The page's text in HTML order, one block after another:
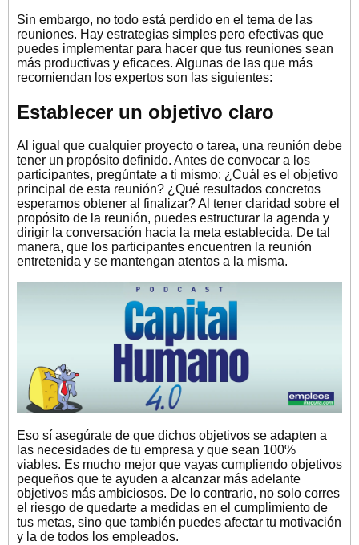
Sin embargo, no todo está perdido en el tema de las
reuniones. Hay estrategias simples pero efectivas que
puedes implementar para hacer que tus reuniones sean
más productivas y eficaces. Algunas de las que más
recomiendan los expertos son las siguientes:
Establecer un objetivo claro
Al igual que cualquier proyecto o tarea, una reunión debe
tener un propósito definido. Antes de convocar a los
participantes, pregúntate a ti mismo: ¿Cuál es el objetivo
principal de esta reunión? ¿Qué resultados concretos
esperamos obtener al finalizar? Al tener claridad sobre el
propósito de la reunión, puedes estructurar la agenda y
dirigir la conversación hacia la meta establecida. De tal
manera, que los participantes encuentren la reunión
entretenida y se mantengan atentos a la misma.
Eso sí asegúrate de que dichos objetivos se adapten a
las necesidades de tu empresa y que sean 100%
viables. Es mucho mejor que vayas cumpliendo objetivos
pequeños que te ayuden a alcanzar más adelante
objetivos más ambiciosos. De lo contrario, no solo corres
el riesgo de quedarte a medidas en el cumplimiento de
tus metas, sino que también puedes afectar tu motivación
y la de todos los empleados.